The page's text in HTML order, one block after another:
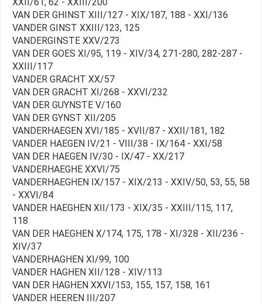
VAN DER GHINST XIII/127 - XIX/187, 188 - XXI/136
VANDER GINST XXIII/123, 125
VANDERGINSTE XXV/273
VAN DER GOES XI/95, 119 - XIV/34, 271-280, 282-287 -
XXIII/117
VANDER GRACHT XX/57
VAN DER GRACHT XI/268 - XXVI/232
VAN DER GUYNSTE V/160
VAN DER GYNST XII/205
VANDERHAEGEN XVI/185 - XVII/87 - XXII/181, 182
VANDER HAEGEN IV/21 - VIII/38 - IX/164 - XXI/58
VAN DER HAEGEN IV/30 - IX/47 - XX/217
VANDERHAEGHE XXVI/75
VANDERHAEGHEN IX/157 - XIX/213 - XXIV/50, 53, 55, 58
- XXVI/84
VANDER HAEGHEN XII/173 - XIX/35 - XXIII/115, 117,
118
VAN DER HAEGHEN X/174, 175, 178 - XI/328 - XII/236 -
XIV/37
VANDERHAGHEN XI/99, 100
VANDER HAGHEN XII/128 - XIV/113
VAN DER HAGHEN XXVI/153, 155, 157, 158, 161
VANDER HEEREN III/207